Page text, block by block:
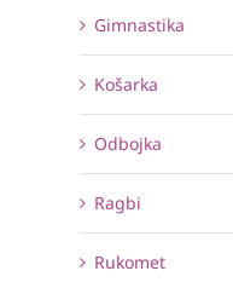
Gimnastika
Košarka
Odbojka
Ragbi
Rukomet